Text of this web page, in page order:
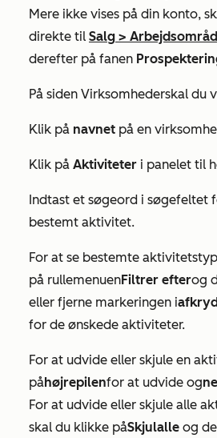
Mere ikke vises på din konto,
direkte til Salg >
derefter på fanen
På siden Virksomhederskal du
Klik på navnet på en
Klik på Aktiviteter i panelet til
Indtast et søgeord i søgefeltet
bestemt aktivitet.
For at se bestemte
på rullemenuenFiltrer efterog
eller fjerne markeringen i
for de ønskede aktiviteter.
For at udvide eller skjule en
påhøjrepilenfor at udvide og
For at udvide eller skjule alle
skal du klikke påSkjulalle og